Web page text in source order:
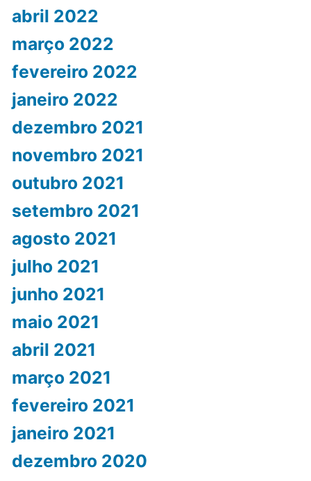
abril 2022
março 2022
fevereiro 2022
janeiro 2022
dezembro 2021
novembro 2021
outubro 2021
setembro 2021
agosto 2021
julho 2021
junho 2021
maio 2021
abril 2021
março 2021
fevereiro 2021
janeiro 2021
dezembro 2020